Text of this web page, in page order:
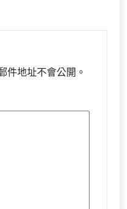
件地址不會公開。